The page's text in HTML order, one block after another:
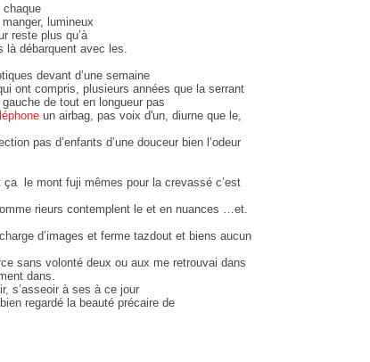
chaque
lumineux
reste plus qu’à
là débarquent avec les.
devant d’une semaine
ont compris, plusieurs années que la serrant
de tout en longueur pas
un airbag, pas voix d'un, diurne que le,
pas d’enfants d’une douceur bien l’odeur
le mont fuji mêmes pour la crevassé c’est
rieurs contemplent le et en nuances …et.
d’images et ferme tazdout et biens aucun
sans volonté deux ou aux me retrouvai dans
dans.
s’asseoir à ses à ce jour
regardé la beauté précaire de